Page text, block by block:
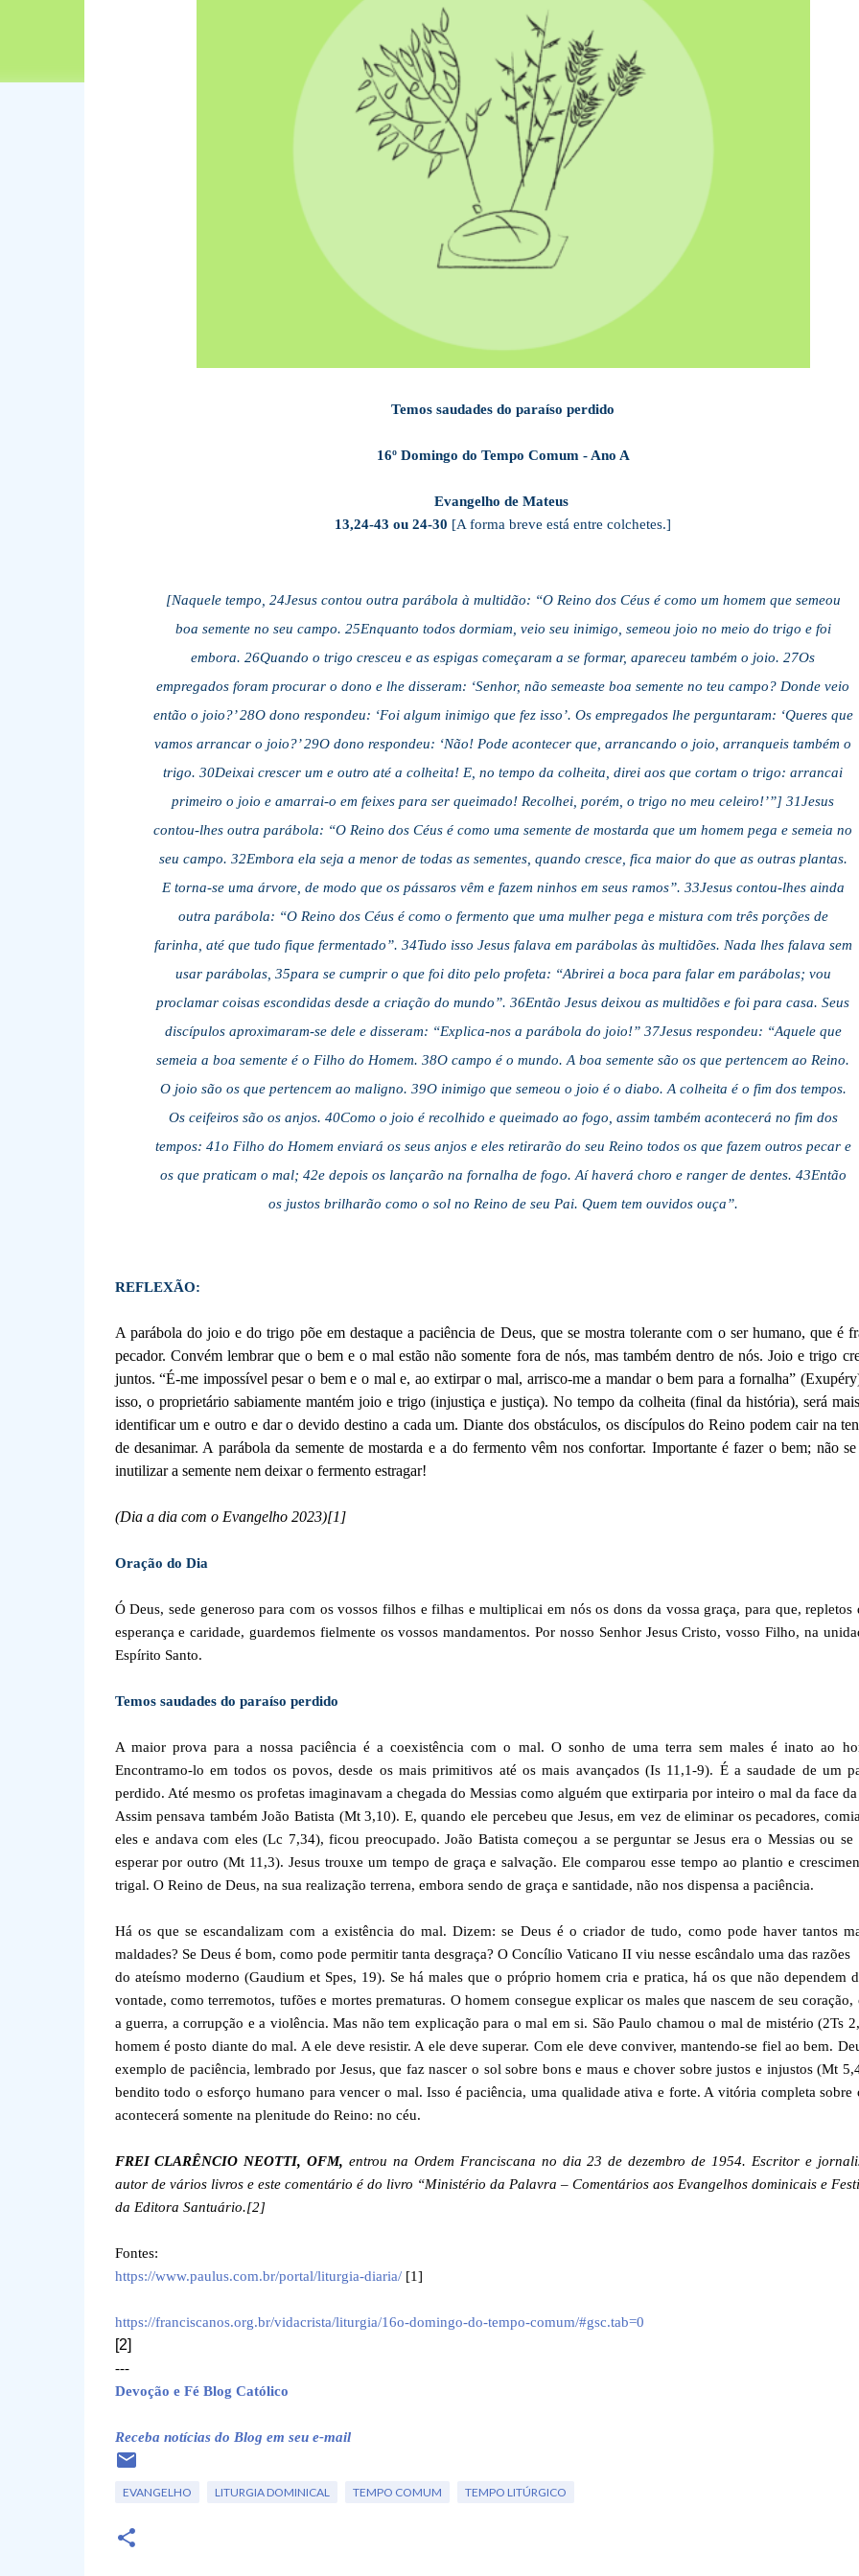
Temos saudades do paraíso perdido
16º Domingo do Tempo Comum - Ano A
Evangelho de Mateus
13,24-43 ou 24-30 [A forma breve está entre colchetes.]
[Naquele tempo, 24Jesus contou outra parábola à multidão: “O Reino dos Céus é como um homem que semeou
boa semente no seu campo. 25Enquanto todos dormiam, veio seu inimigo, semeou joio no meio do trigo e foi
embora. 26Quando o trigo cresceu e as espigas começaram a se formar, apareceu também o joio. 27Os
empregados foram procurar o dono e lhe disseram: ‘Senhor, não semeaste boa semente no teu campo? Donde veio
então o joio?’ 28O dono respondeu: ‘Foi algum inimigo que fez isso’. Os empregados lhe perguntaram: ‘Queres que
vamos arrancar o joio?’ 29O dono respondeu: ‘Não! Pode acontecer que, arrancando o joio, arranqueis também o
trigo. 30Deixai crescer um e outro até a colheita! E, no tempo da colheita, direi aos que cortam o trigo: arrancai
primeiro o joio e amarrai-o em feixes para ser queimado! Recolhei, porém, o trigo no meu celeiro!’”] 31Jesus
contou-lhes outra parábola: “O Reino dos Céus é como uma semente de mostarda que um homem pega e semeia no
seu campo. 32Embora ela seja a menor de todas as sementes, quando cresce, fica maior do que as outras plantas.
E torna-se uma árvore, de modo que os pássaros vêm e fazem ninhos em seus ramos”. 33Jesus contou-lhes ainda
outra parábola: “O Reino dos Céus é como o fermento que uma mulher pega e mistura com três porções de
farinha, até que tudo fique fermentado”. 34Tudo isso Jesus falava em parábolas às multidões. Nada lhes falava sem
usar parábolas, 35para se cumprir o que foi dito pelo profeta: “Abrirei a boca para falar em parábolas; vou
proclamar coisas escondidas desde a criação do mundo”. 36Então Jesus deixou as multidões e foi para casa. Seus
discípulos aproximaram-se dele e disseram: “Explica-nos a parábola do joio!” 37Jesus respondeu: “Aquele que
semeia a boa semente é o Filho do Homem. 38O campo é o mundo. A boa semente são os que pertencem ao Reino.
O joio são os que pertencem ao maligno. 39O inimigo que semeou o joio é o diabo. A colheita é o fim dos tempos.
Os ceifeiros são os anjos. 40Como o joio é recolhido e queimado ao fogo, assim também acontecerá no fim dos
tempos: 41o Filho do Homem enviará os seus anjos e eles retirarão do seu Reino todos os que fazem outros pecar e
os que praticam o mal; 42e depois os lançarão na fornalha de fogo. Aí haverá choro e ranger de dentes. 43Então
os justos brilharão como o sol no Reino de seu Pai. Quem tem ouvidos ouça”.
REFLEXÃO:
A parábola do joio e do trigo põe em destaque a paciência de Deus, que se mostra tolerante com o ser humano, que é
pecador. Convém lembrar que o bem e o mal estão não somente fora de nós, mas também dentro de nós. Joio e trigo
juntos. “É-me impossível pesar o bem e o mal e, ao extirpar o mal, arrisco-me a mandar o bem para a fornalha”
isso, o proprietário sabiamente mantém joio e trigo (injustiça e justiça). No tempo da colheita (final da história), será
identificar um e outro e dar o devido destino a cada um. Diante dos obstáculos, os discípulos do Reino podem cair na
de desanimar. A parábola da semente de mostarda e a do fermento vêm nos confortar. Importante é fazer o bem; não
inutilizar a semente nem deixar o fermento estragar!
(Dia a dia com o Evangelho 2023)[1]
Oração do Dia
Ó Deus, sede generoso para com os vossos filhos e filhas e multiplicai em nós os dons da vossa graça, para que, repletos
esperança e caridade, guardemos fielmente os vossos mandamentos. Por nosso Senhor Jesus Cristo, vosso Filho, na
Espírito Santo.
Temos saudades do paraíso perdido
A maior prova para a nossa paciência é a coexistência com o mal. O sonho de uma terra sem males é inato ao
Encontramo-lo em todos os povos, desde os mais primitivos até os mais avançados (Is 11,1-9). É a saudade de um
perdido. Até mesmo os profetas imaginavam a chegada do Messias como alguém que extirparia por inteiro o mal da face da
Assim pensava também João Batista (Mt 3,10). E, quando ele percebeu que Jesus, em vez de eliminar os pecadores,
eles e andava com eles (Lc 7,34), ficou preocupado. João Batista começou a se perguntar se Jesus era o Messias ou se
esperar por outro (Mt 11,3). Jesus trouxe um tempo de graça e salvação. Ele comparou esse tempo ao plantio e
trigal. O Reino de Deus, na sua realização terrena, embora sendo de graça e santidade, não nos dispensa a paciência.
Há os que se escandalizam com a existência do mal. Dizem: se Deus é o criador de tudo, como pode haver tantos
maldades? Se Deus é bom, como pode permitir tanta desgraça? O Concílio Vaticano II viu nesse escândalo uma das razões
do ateísmo moderno (Gaudium et Spes, 19). Se há males que o próprio homem cria e pratica, há os que não dependem
vontade, como terremotos, tufões e mortes prematuras. O homem consegue explicar os males que nascem de seu coração,
a guerra, a corrupção e a violência. Mas não tem explicação para o mal em si. São Paulo chamou o mal de mistério (2Ts
homem é posto diante do mal. A ele deve resistir. A ele deve superar. Com ele deve conviver, mantendo-se fiel ao bem.
exemplo de paciência, lembrado por Jesus, que faz nascer o sol sobre bons e maus e chover sobre justos e injustos (Mt
bendito todo o esforço humano para vencer o mal. Isso é paciência, uma qualidade ativa e forte. A vitória completa sobre
acontecerá somente na plenitude do Reino: no céu.
FREI CLARÊNCIO NEOTTI, OFM, entrou na Ordem Franciscana no dia 23 de dezembro de 1954. Escritor e
autor de vários livros e este comentário é do livro “Ministério da Palavra – Comentários aos Evangelhos dominicais e
da Editora Santuário.[2]
Fontes:
https://www.paulus.com.br/portal/liturgia-diaria/[1]
https://franciscanos.org.br/vidacrista/liturgia/16o-domingo-do-tempo-comum/#gsc.tab=0
[2]
---
Devoção e Fé Blog Católico
Receba notícias do Blog em seu e-mail
EVANGELHO LITURGIA DOMINICAL TEMPO COMUM TEMPO LITÚRGICO